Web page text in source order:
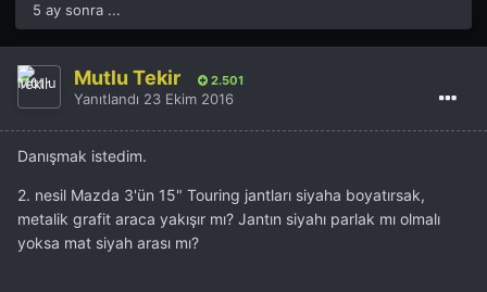
5 ay sonra ...
Mutlu Tekir 2.501
Yanıtlandı 23 Ekim 2016
Danışmak istedim.
2. nesil Mazda 3'ün 15" Touring jantları siyaha boyatırsak,
metalik grafit araca yakışır mı? Jantın siyahı parlak mı olmalı
yoksa mat siyah arası mı?